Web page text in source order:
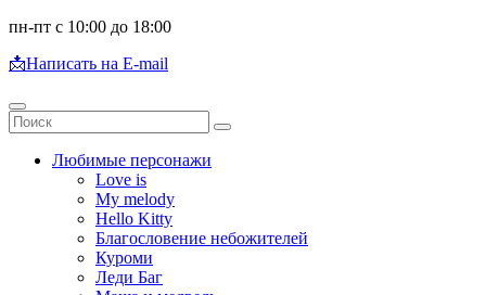
пн-пт с 10:00 до 18:00
📩Написать на E-mail
Любимые персонажи
Love is
My melody
Hello Kitty
Благословение небожителей
Куроми
Леди Баг